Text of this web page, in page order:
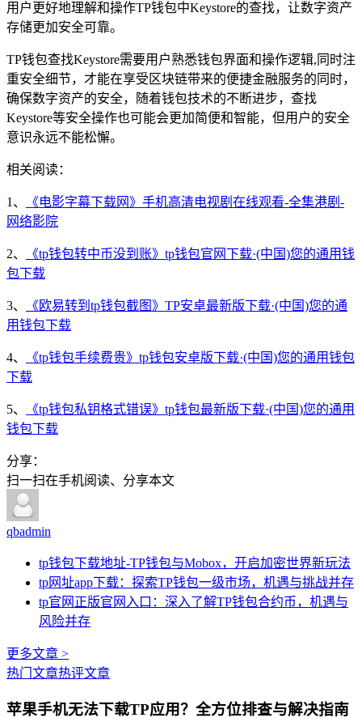
用户更好地理解和操作TP钱包中Keystore的查找，让数字资产
存储更加安全可靠。
TP钱包查找Keystore需要用户熟悉钱包界面和操作逻辑,同时注
重安全细节，才能在享受区块链带来的便捷金融服务的同时，
确保数字资产的安全，随着钱包技术的不断进步，查找
Keystore等安全操作也可能会更加简便和智能，但用户的安全
意识永远不能松懈。
相关阅读：
1、
《电影字幕下载网》手机高清电视剧在线观看-全集港剧-
网络影院
2、
《tp钱包转中币没到账》tp钱包官网下载·(中国)您的通用钱
包下载
3、
《欧易转到tp钱包截图》TP安卓最新版下载·(中国)您的通
用钱包下载
4、
《tp钱包手续费贵》tp钱包安卓版下载·(中国)您的通用钱包
下载
5、
《tp钱包私钥格式错误》tp钱包最新版下载·(中国)您的通用
钱包下载
分享：
扫一扫在手机阅读、分享本文
qbadmin
tp钱包下载地址-TP钱包与Mobox，开启加密世界新玩法
tp网址app下载：探索TP钱包一级市场，机遇与挑战并存
tp官网正版官网入口：深入了解TP钱包合约币，机遇与
风险并存
更多文章 >
热门文章热评文章
苹果手机无法下载TP应用？全方位排查与解决指南